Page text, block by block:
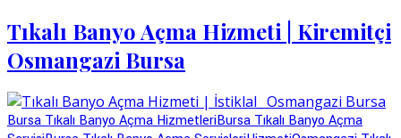
Tıkalı Banyo Açma Hizmeti | Kiremitçi
Osmangazi Bursa
Bursa Tıkalı Banyo Açma HizmetleriBursa Tıkalı Banyo Açma